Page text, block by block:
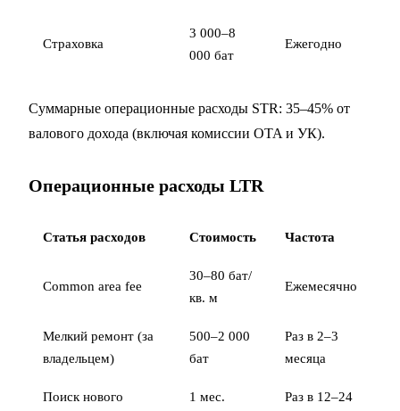
Страховка
3 000–8
000 бат
Ежегодно
Суммарные операционные расходы STR: 35–45% от
валового дохода (включая комиссии OTA и УК).
Операционные расходы LTR
Статья расходов Стоимость Частота
Common area fee
30–80 бат/
кв. м
Ежемесячно
Мелкий ремонт (за
владельцем)
500–2 000
бат
Раз в 2–3
месяца
Поиск нового
1 мес.
Раз в 12–24